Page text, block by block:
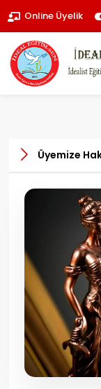
Online Üyelik
Üyemize